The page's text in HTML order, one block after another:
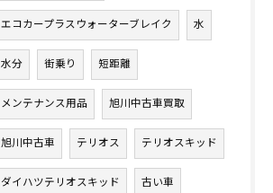
エコカープラスウォーターブレイク 水
水分 街乗り 短距離
メンテナンス用品 旭川中古車買取
旭川中古車 テリオス テリオスキッド
ダイハツテリオスキッド 古い車